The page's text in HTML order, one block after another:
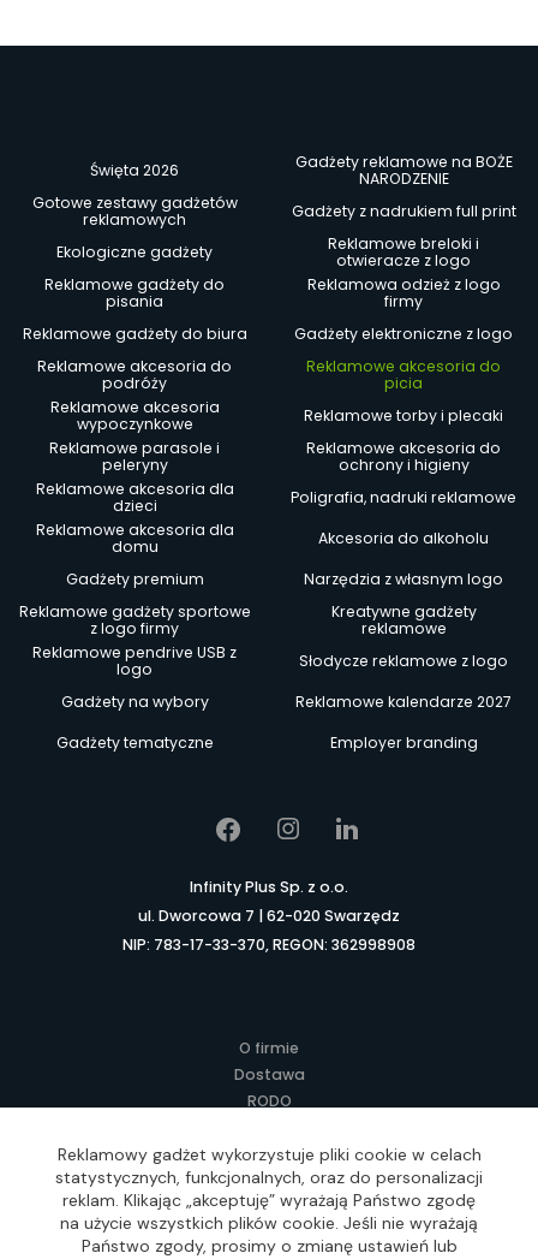
Święta 2026
Gadżety reklamowe na BOŻE
NARODZENIE
Gotowe zestawy gadżetów
reklamowych
Gadżety z nadrukiem full print
Ekologiczne gadżety
Reklamowe breloki i
otwieracze z logo
Reklamowe gadżety do
pisania
Reklamowa odzież z logo
firmy
Reklamowe gadżety do biura
Gadżety elektroniczne z logo
Reklamowe akcesoria do
podróży
Reklamowe akcesoria do
picia
Reklamowe akcesoria
wypoczynkowe
Reklamowe torby i plecaki
Reklamowe parasole i
peleryny
Reklamowe akcesoria do
ochrony i higieny
Reklamowe akcesoria dla
dzieci
Poligrafia, nadruki reklamowe
Reklamowe akcesoria dla
domu
Akcesoria do alkoholu
Gadżety premium
Narzędzia z własnym logo
Reklamowe gadżety sportowe
z logo firmy
Kreatywne gadżety
reklamowe
Reklamowe pendrive USB z
logo
Słodycze reklamowe z logo
Gadżety na wybory
Reklamowe kalendarze 2027
Gadżety tematyczne
Employer branding
Infinity Plus Sp. z o.o.
ul. Dworcowa 7 | 62-020 Swarzędz
NIP: 783-17-33-370, REGON: 362998908
O firmie
Dostawa
RODO
Regulamin
Lokalne Gadżety Reklamowe
Jak zamawiać?
Słownik pojęć
Reklamowy gadżet wykorzystuje pliki cookie w celach
statystycznych, funkcjonalnych, oraz do personalizacji
reklam. Klikając „akceptuję” wyrażają Państwo zgodę
na użycie wszystkich plików cookie. Jeśli nie wyrażają
Państwo zgody, prosimy o zmianę ustawień lub